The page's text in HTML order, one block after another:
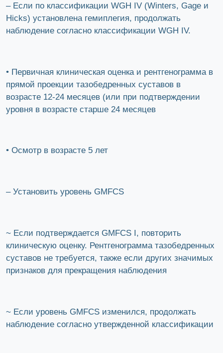
– Если по классификации WGH IV (Winters, Gage и
Hicks) установлена гемиплегия, продолжать
наблюдение согласно классификации WGH IV.
• Первичная клиническая оценка и рентгенограмма в
прямой проекции тазобедренных суставов в
возрасте 12-24 месяцев (или при подтверждении
уровня в возрасте старше 24 месяцев
• Осмотр в возрасте 5 лет
– Установить уровень GMFCS
~ Если подтверждается GMFCS I, повторить
клиническую оценку. Рентгенограмма тазобедренных
суставов не требуется, также если других значимых
признаков для прекращения наблюдения
~ Если уровень GMFCS изменился, продолжать
наблюдение согласно утвержденной классификации